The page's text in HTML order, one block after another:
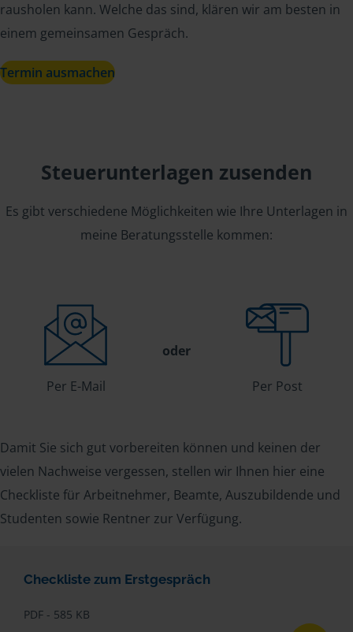
rausholen kann. Welche das sind, klären wir am besten in
einem gemeinsamen Gespräch.
Termin ausmachen
Steuerunterlagen zusenden
Es gibt verschiedene Möglichkeiten wie Ihre Unterlagen in
meine Beratungsstelle kommen:
Per E-Mail
oder
Per Post
Damit Sie sich gut vorbereiten können und keinen der
vielen Nachweise vergessen, stellen wir Ihnen hier eine
Checkliste für Arbeitnehmer, Beamte, Auszubildende und
Studenten sowie Rentner zur Verfügung.
Checkliste zum Erstgespräch
PDF - 585 KB